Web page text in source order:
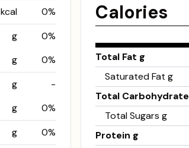
kcal 0%
g 0%
g 0%
g
-
g 0%
g 0%
Calories
Total Fat g
Saturated Fat g
Total Carbohydrate
Total Sugars g
Protein g